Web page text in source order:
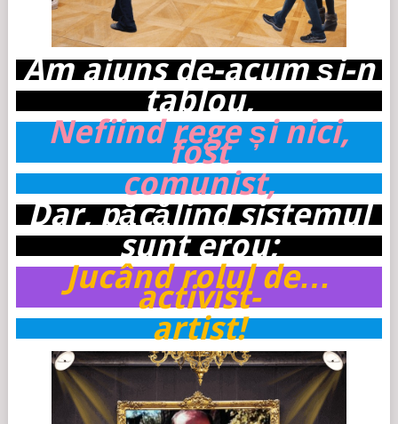
Am ajuns de-acum și-n
tablou,
Nefiind rege și nici,
fost
comunist,
Dar, păcălind sistemul
sunt erou;
Jucând rolul de…
activist-
artist!